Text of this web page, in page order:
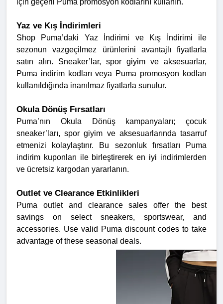
için geçerli Puma promosyon kodlarını kullanın.
Yaz ve Kış İndirimleri
Shop Puma’daki Yaz İndirimi ve Kış İndirimi ile
sezonun vazgeçilmez ürünlerini avantajlı fiyatlarla
satın alın. Sneaker’lar, spor giyim ve aksesuarlar,
Puma indirim kodları veya Puma promosyon kodları
kullanıldığında inanılmaz fiyatlarla sunulur.
Okula Dönüş Fırsatları
Puma’nın Okula Dönüş kampanyaları; çocuk
sneaker’ları, spor giyim ve aksesuarlarında tasarruf
etmenizi kolaylaştırır. Bu sezonluk fırsatları Puma
indirim kuponları ile birleştirerek en iyi indirimlerden
ve ücretsiz kargodan yararlanın.
Outlet ve Clearance Etkinlikleri
Puma outlet and clearance sales offer the best
savings on select sneakers, sportswear, and
accessories. Use valid Puma discount codes to take
advantage of these seasonal deals.